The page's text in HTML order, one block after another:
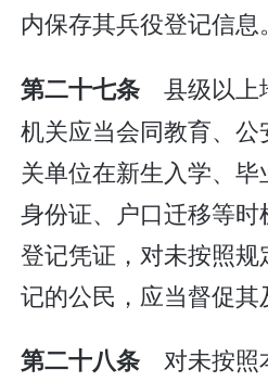
内保存其兵役登记信息。
第二十七条县级以上
机关应当会同教育、
关单位在新生入学、
身份证、户口迁移等
登记凭证，对未按照
记的公民，应当督促其
第二十八条对未按照